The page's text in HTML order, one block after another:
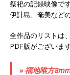
祭祀の記録映像で
伊計島、奄美など
全作品のリストは
PDF版がございま
» 福地唯方